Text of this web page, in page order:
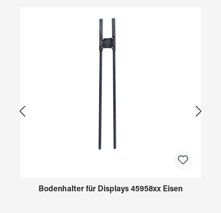
Bodenhalter für Displays 45958xx Eisen